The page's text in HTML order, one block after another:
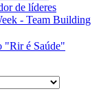
de líderes
- Team Building
"Rir é Saúde"